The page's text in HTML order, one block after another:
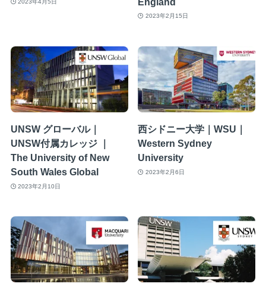
2023年4月5日
2023年2月15日
UNSW グローバル｜
UNSW付属カレッジ ｜
The University of New
South Wales Global
2023年2月10日
西シドニー大学｜WSU｜
Western Sydney
University
2023年2月6日